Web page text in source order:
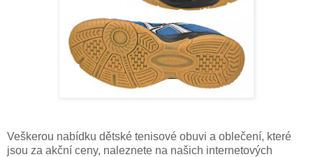
Veškerou nabídku dětské tenisové obuvi a oblečení, které
jsou za akční ceny, naleznete na našich internetových